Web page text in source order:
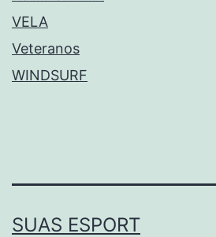
VELA
Veteranos
WINDSURF
SUAS ESPORT